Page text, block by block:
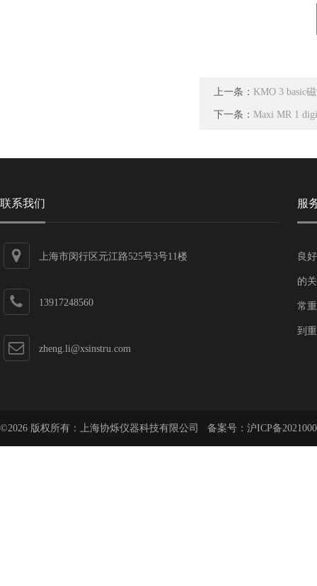
上一条： KMO 3 basic
下一条： Maxi MR 1
联系我们
上海市闵行区元江路525号3号11楼
13917248560
zheng.li@xsinstru.com
服
良
的
常
到
©2026 版权所有：上海协烁仪器科技有限公司 备案号： 沪ICP备